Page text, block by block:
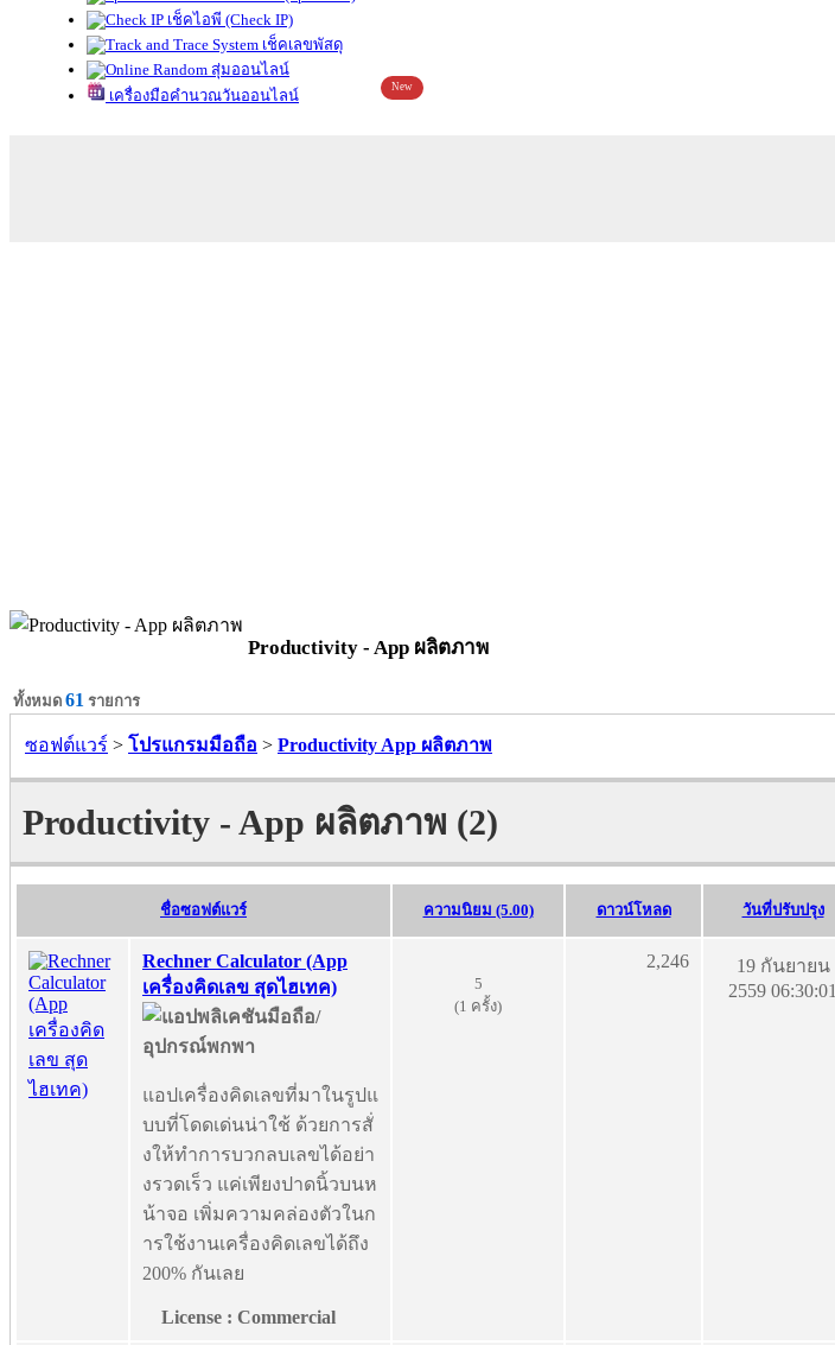
เช็คไอพี (Check IP)
เช็คเลขพัสดุ
สุ่มออนไลน์
เครื่องมือคำนวณวันออนไลน์
New
Productivity - App ผลิตภาพ
ทั้งหมด 61 รายการ
ซอฟต์แวร์ > โปรแกรมมือถือ > Productivity App ผลิตภาพ
Productivity - App ผลิตภาพ (2)
ชื่อซอฟต์แวร์ ความนิยม (5.00) ดาวน์โหลด วันที่ปรับปรุง
Rechner Calculator (App
เครื่องคิดเลข สุดไฮเทค)
แอปเครื่องคิดเลขที่มาในรูปแ
บบที่โดดเด่นน่าใช้ ด้วยการสั่
งให้ทำการบวกลบเลขได้อย่า
งรวดเร็ว แค่เพียงปาดนิ้วบนห
น้าจอ เพิ่มความคล่องตัวในก
ารใช้งานเครื่องคิดเลขได้ถึง
200% กันเลย
License : Commercial
5
(1 ครั้ง)
2,246
19 กันยายน
2559 06:30:01